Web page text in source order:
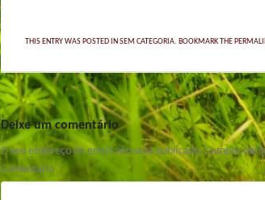
THIS ENTRY WAS POSTED IN SEM CATEGORIA. BOOKMARK THE
Deixe um comentário
O seu endereço de email não será publicado. Campos
Comentário *